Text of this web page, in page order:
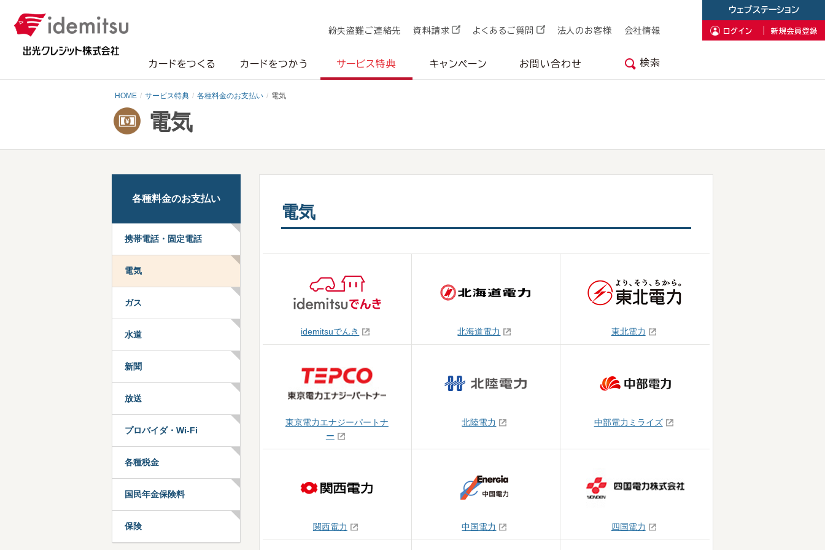
紛失盗難ご連絡先 資料請求 よくあるご質問 法人のお客様 会社情報
カードをつくる カードをつかう サービス特典 キャンペーン お問い合わせ 検索
ウェブステーション
ログイン 新規会員登録
HOME サービス特典 各種料金のお支払い 電気
電気
電気
idemitsuでんき 北海道電力 東北電力
東京電力エナジーパートナ
ー
北陸電力 中部電力ミライズ
関西電力 中国電力 四国電力
各種料金のお支払い
携帯電話・固定電話
電気
ガス
水道
新聞
放送
プロバイダ・Wi-Fi
各種税金
国民年金保険料
保険